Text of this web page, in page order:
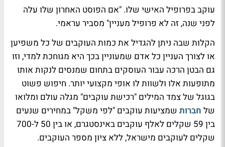
עוקב בפרופיל האישי שלו. "אם הפוסט האחרון שלו עלה
לפני שנה, זה לא פרופיל מעניין" מסביר עראמי.
הקלות שבה ניתן להגדיל את כמות העוקבים של כל משפיען
או לצורך העניין כל אדם שמעוניין בכך היא מגוחכת למדי, וזו
גם הבטן הרכה עבור העוסקים בתחום שמנסים לנקות אותו
מתופעות אלו ולשוות לו אופי מקצועי יותר. חיפוש פשוט
בגוגל של צמד המילים "רכישת עוקבים" מגלה עולם ומלואו
של חברות שמציעות עוקבים "לפי משקל" במחירים שנעים
בין 59 שקלים לאלף עוקבים באינסטגרם, או בין 50 ל-700
שקלים לעוקבים מישראל, ללא ציון מספר העוקבים.